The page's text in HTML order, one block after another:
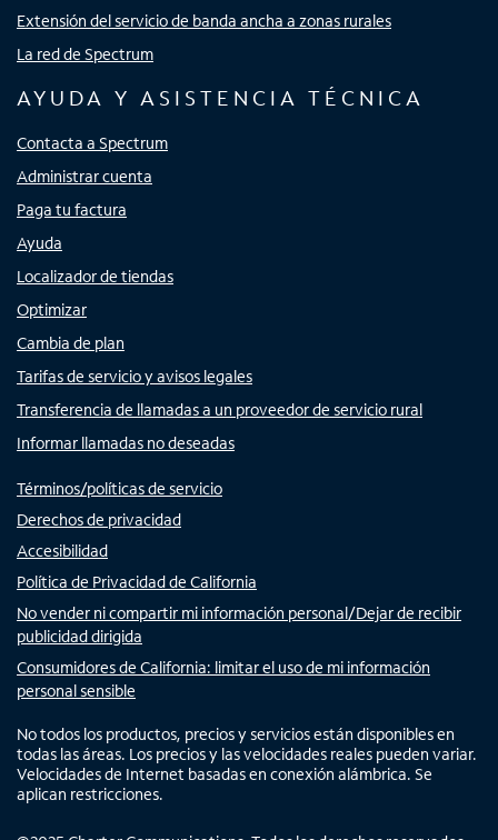
Extensión del servicio de banda ancha a zonas rurales
La red de Spectrum
AYUDA Y ASISTENCIA TÉCNICA
Contacta a Spectrum
Administrar cuenta
Paga tu factura
Ayuda
Localizador de tiendas
Optimizar
Cambia de plan
Tarifas de servicio y avisos legales
Transferencia de llamadas a un proveedor de servicio rural
Informar llamadas no deseadas
Términos/políticas de servicio
Derechos de privacidad
Accesibilidad
Política de Privacidad de California
No vender ni compartir mi información personal/Dejar de recibir
publicidad dirigida
Consumidores de California: limitar el uso de mi información
personal sensible
No todos los productos, precios y servicios están disponibles en
todas las áreas. Los precios y las velocidades reales pueden variar.
Velocidades de Internet basadas en conexión alámbrica. Se
aplican restricciones.